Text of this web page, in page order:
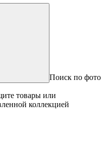
Поиск по фото
товары или
коллекцией